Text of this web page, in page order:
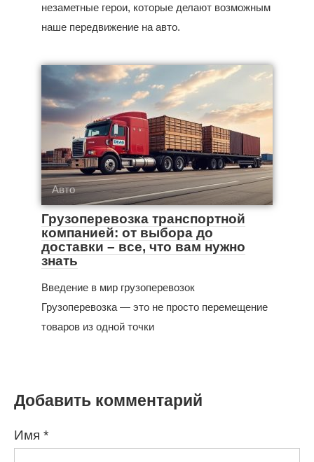
незаметные герои, которые делают возможным
наше передвижение на авто.
Авто
Грузоперевозка транспортной
компанией: от выбора до
доставки – все, что вам нужно
знать
Введение в мир грузоперевозок
Грузоперевозка — это не просто перемещение
товаров из одной точки
Добавить комментарий
Имя *